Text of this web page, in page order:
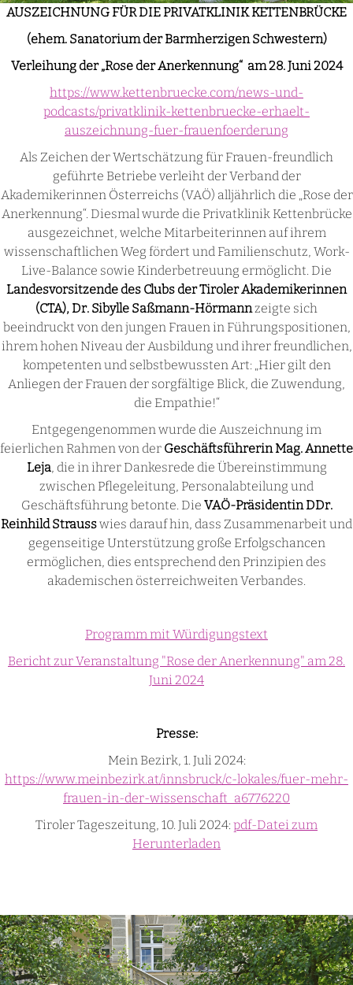
AUSZEICHNUNG FÜR DIE PRIVATKLINIK KETTENBRÜCKE
(ehem. Sanatorium der Barmherzigen Schwestern)
Verleihung der „Rose der Anerkennung“ am 28. Juni 2024
https://www.kettenbruecke.com/news-und-
podcasts/privatklinik-kettenbruecke-erhaelt-
auszeichnung-fuer-frauenfoerderung
Als Zeichen der Wertschätzung für Frauen-freundlich
geführte Betriebe verleiht der Verband der
Akademikerinnen Österreichs (VAÖ) alljährlich die „Rose der
Anerkennung“. Diesmal wurde die Privatklinik Kettenbrücke
ausgezeichnet, welche Mitarbeiterinnen auf ihrem
wissenschaftlichen Weg fördert und Familienschutz, Work-
Live-Balance sowie Kinderbetreuung ermöglicht. Die
Landesvorsitzende des Clubs der Tiroler Akademikerinnen
(CTA), Dr. Sibylle Saßmann-Hörmannzeigte sich
beeindruckt von den jungen Frauen in Führungspositionen,
ihrem hohen Niveau der Ausbildung und ihrer freundlichen,
kompetenten und selbstbewussten Art: „Hier gilt den
Anliegen der Frauen der sorgfältige Blick, die Zuwendung,
die Empathie!“
Entgegengenommen wurde die Auszeichnung im
feierlichen Rahmen von der Geschäftsführerin Mag. Annette
Leja, die in ihrer Dankesrede die Übereinstimmung
zwischen Pflegeleitung, Personalabteilung und
Geschäftsführung betonte. Die VAÖ-Präsidentin DDr.
Reinhild Strausswies darauf hin, dass Zusammenarbeit und
gegenseitige Unterstützung große Erfolgschancen
ermöglichen, dies entsprechend den Prinzipien des
akademischen österreichweiten Verbandes.
Programm mit Würdigungstext
Bericht zur Veranstaltung "Rose der Anerkennung" am 28.
Juni 2024
Presse:
Mein Bezirk, 1. Juli 2024:
https://www.meinbezirk.at/innsbruck/c-lokales/fuer-mehr-
frauen-in-der-wissenschaft_a6776220
Tiroler Tageszeitung, 10. Juli 2024: pdf-Datei zum
Herunterladen